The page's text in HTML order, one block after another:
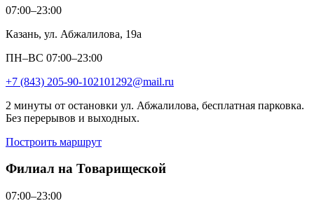
07:00–23:00
Казань, ул. Абжалилова, 19а
ПН–ВС 07:00–23:00
+7 (843) 205-90-102101292@mail.ru
2 минуты от остановки ул. Абжалилова, бесплатная парковка.
Без перерывов и выходных.
Построить маршрут
Филиал на Товарищеской
07:00–23:00